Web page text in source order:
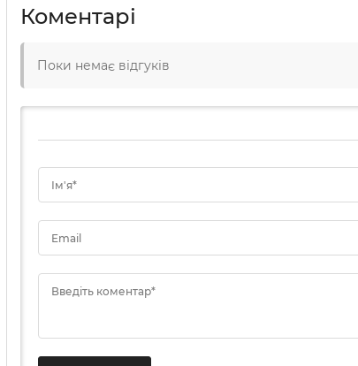
Коментарі
Поки немає відгуків
Ім'я*
Email
Введіть коментар*